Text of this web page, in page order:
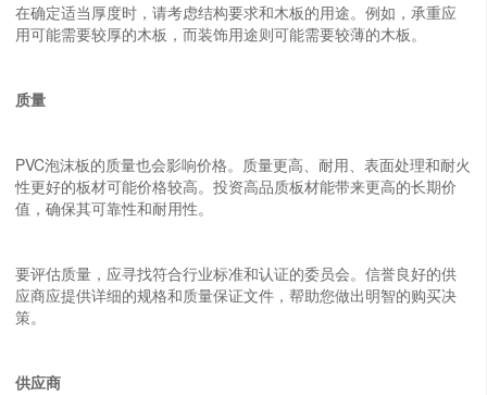
在确定适当厚度时，请考虑结构要求和木板的用途。例如，承重应
用可能需要较厚的木板，而装饰用途则可能需要较薄的木板。
质量
PVC泡沫板的质量也会影响价格。质量更高、耐用、表面处理和耐火
性更好的板材可能价格较高。投资高品质板材能带来更高的长期价
值，确保其可靠性和耐用性。
要评估质量，应寻找符合行业标准和认证的委员会。信誉良好的供
应商应提供详细的规格和质量保证文件，帮助您做出明智的购买决
策。
供应商